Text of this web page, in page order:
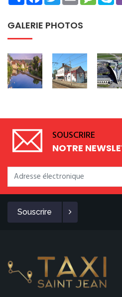
GALERIE PHOTOS
SOUSCRIRE
NOTRE
Souscrire